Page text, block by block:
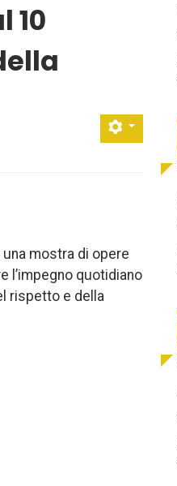
10
mostra di opere
l’impegno quotidiano
rispetto e della